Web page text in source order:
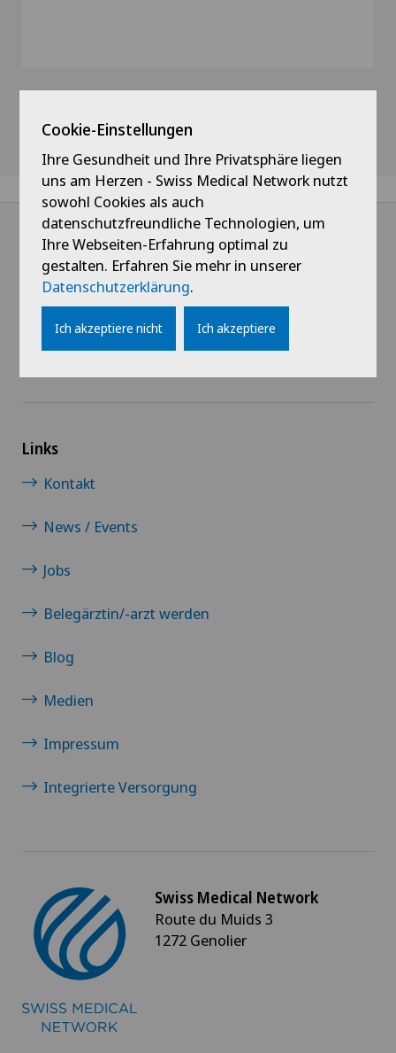
@Immer das Neueste erfahren
Links
Kontakt
News / Events
Jobs
Belegärztin/-arzt werden
Blog
Medien
Impressum
Integrierte Versorgung
Swiss Medical Network
Route du Muids 3
1272 Genolier
Cookie-Einstellungen
Ihre Gesundheit und Ihre Privatsphäre liegen
uns am Herzen - Swiss Medical Network nutzt
sowohl Cookies als auch
datenschutzfreundliche Technologien, um
Ihre Webseiten-Erfahrung optimal zu
gestalten. Erfahren Sie mehr in unserer
Datenschutzerklärung.
Ich akzeptiere nicht Ich akzeptiere